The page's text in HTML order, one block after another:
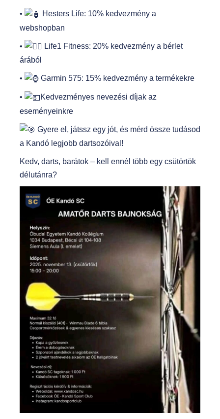
•
Hesters Life: 10% kedvezmény a
webshopban
•
Life1 Fitness: 20% kedvezmény a bérlet
árából
• Garmin 575: 15% kedvezmény a termékekre
•
Kedvezményes nevezési díjak az
eseményeinkre
Gyere el, játssz egy jót, és mérd össze tudásod
a Kandó legjobb dartsozóival!
Kedv, darts, barátok – kell ennél több egy csütörtök
délutánra?